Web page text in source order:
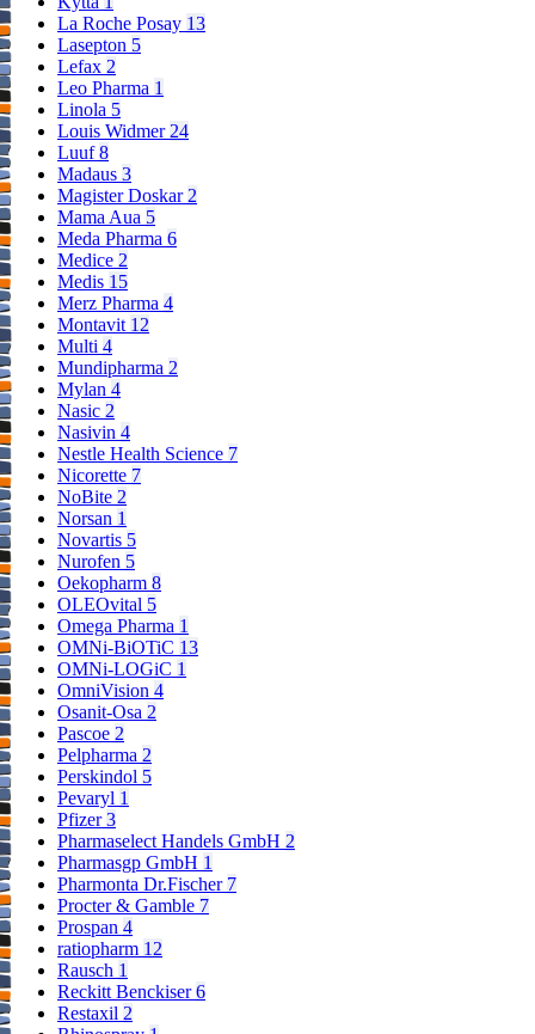
La Roche Posay 13
Lasepton 5
Lefax 2
Leo Pharma 1
Linola 5
Louis Widmer24
Luuf8
Madaus 3
Magister Doskar2
Mama Aua 5
Meda Pharma 6
Medice 2
Medis 15
Merz Pharma 4
Montavit 12
Multi 4
Mundipharma 2
Mylan 4
Nasic 2
Nasivin 4
Nestle Health Science 7
Nicorette 7
NoBite 2
Norsan 1
Novartis 5
Nurofen 5
Oekopharm 8
OLEOvital 5
Omega Pharma 1
OMNi-BiOTiC 13
OMNi-LOGiC 1
OmniVision 4
Osanit-Osa 2
Pascoe 2
Pelpharma 2
Perskindol 5
Pevaryl 1
Pfizer3
Pharmaselect Handels GmbH 2
Pharmasgp GmbH 1
Pharmonta Dr.Fischer 7
Procter & Gamble 7
Prospan 4
ratiopharm 12
Rausch 1
Reckitt Benckiser6
Restaxil 2